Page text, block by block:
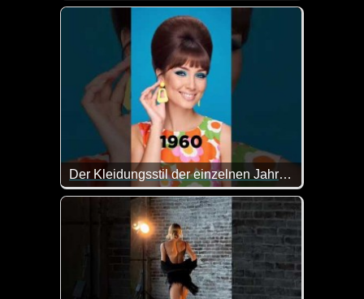
Eine tolle Zusammenstellung von lustigen
Der Kleidungsstil der einzelnen Jahrzehnte...
Wenn das nicht faszinierend ist wie sich der